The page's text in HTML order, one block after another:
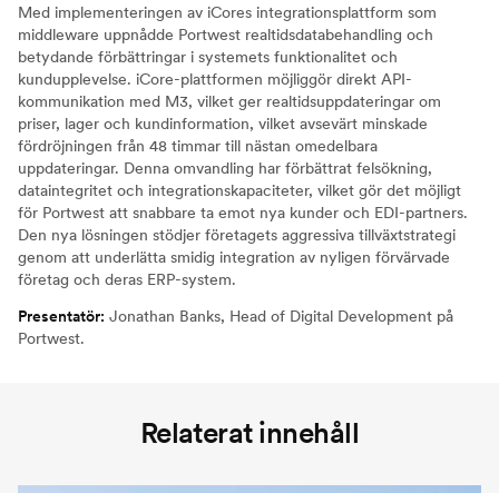
Med implementeringen av iCores integrationsplattform som
middleware uppnådde Portwest realtidsdatabehandling och
betydande förbättringar i systemets funktionalitet och
kundupplevelse. iCore-plattformen möjliggör direkt API-
kommunikation med M3, vilket ger realtidsuppdateringar om
priser, lager och kundinformation, vilket avsevärt minskade
fördröjningen från 48 timmar till nästan omedelbara
uppdateringar. Denna omvandling har förbättrat felsökning,
dataintegritet och integrationskapaciteter, vilket gör det möjligt
för Portwest att snabbare ta emot nya kunder och EDI-partners.
Den nya lösningen stödjer företagets aggressiva tillväxtstrategi
genom att underlätta smidig integration av nyligen förvärvade
företag och deras ERP-system.
Presentatör: Jonathan Banks, Head of Digital Development på
Portwest.
Relaterat innehåll